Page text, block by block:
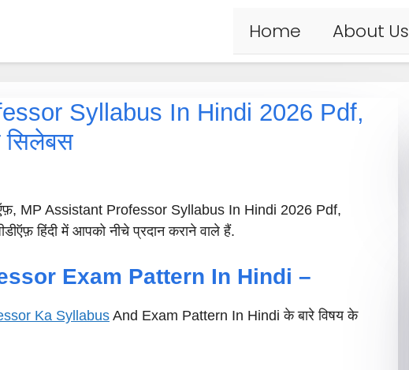
Home About Us
Syllabus In Hindi 2026 Pdf,
सिलेबस
MP Assistant Professor Syllabus In Hindi 2026 Pdf,
हिंदी में आपको नीचे प्रदान कराने वाले हैं.
Exam Pattern In Hindi –
Ka SyllabusAnd Exam Pattern In Hindi के बारे विषय के